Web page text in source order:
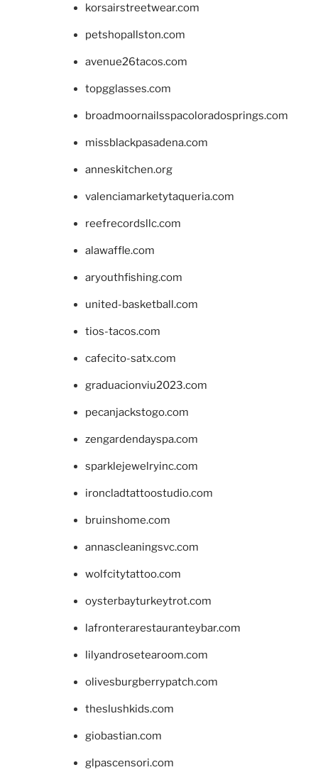
korsairstreetwear.com
petshopallston.com
avenue26tacos.com
topgglasses.com
broadmoornailsspacoloradosprings.com
missblackpasadena.com
anneskitchen.org
valenciamarketytaqueria.com
reefrecordsllc.com
alawaffle.com
aryouthfishing.com
united-basketball.com
tios-tacos.com
cafecito-satx.com
graduacionviu2023.com
pecanjackstogo.com
zengardendayspa.com
sparklejewelryinc.com
ironcladtattoostudio.com
bruinshome.com
annascleaningsvc.com
wolfcitytattoo.com
oysterbayturkeytrot.com
lafronterarestauranteybar.com
lilyandrosetearoom.com
olivesburgberrypatch.com
theslushkids.com
giobastian.com
glpascensori.com